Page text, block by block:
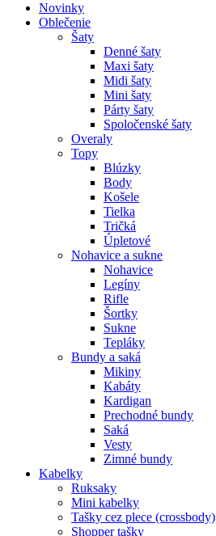
Novinky
Oblečenie
Šaty
Denné šaty
Maxi šaty
Midi šaty
Mini šaty
Párty šaty
Spoločenské šaty
Overaly
Topy
Blúzky
Body
Košele
Tielka
Tričká
Úpletové
Nohavice a sukne
Nohavice
Legíny
Rifle
Šortky
Sukne
Tepláky
Bundy a saká
Mikiny
Kabáty
Kardigan
Prechodné bundy
Saká
Vesty
Zimné bundy
Kabelky
Ruksaky
Mini kabelky
Tašky cez plece (crossbody)
Shopper tašky